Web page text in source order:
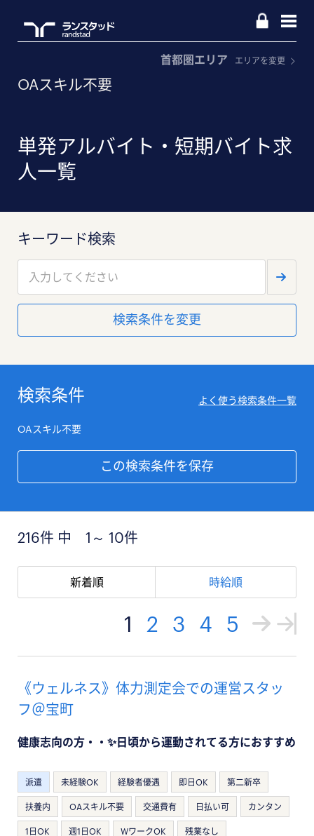
首都圏エリア エリアを変更
OAスキル不要
単発アルバイト・短期バイト求
人一覧
キーワード検索
検索条件を変更
検索条件 よく使う検索条件一覧
OAスキル不要
この検索条件を保存
216件 中 1～ 10件
新着順 時給順
1 2 3 4 5
《ウェルネス》体力測定会での運営スタッ
フ＠宝町
健康志向の方・・✨日頃から運動されてる方におすすめ
派遣 未経験OK 経験者優遇 即日OK 第二新卒
扶養内 OAスキル不要 交通費有 日払い可 カンタン
1日OK 週1日OK WワークOK 残業なし